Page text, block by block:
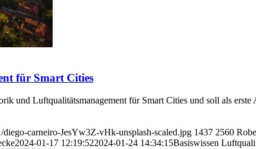
für Smart Cities
und Luftqualitätsmanagement für Smart Cities und soll als
carneiro-JesYw3Z-vHk-unsplash-scaled.jpg 1437 2560
2024-01-17 12:19:522024-01-24 14:34:15Basiswissen